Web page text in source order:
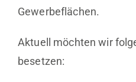
Gewerbeflächen.
Aktuell möchten wir
besetzen: